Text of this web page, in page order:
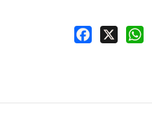
Facebook